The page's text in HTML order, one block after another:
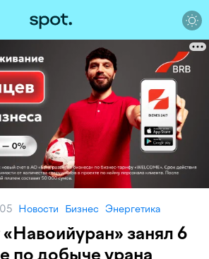
Новости Бизнес Энергетика
занял 6
по добыче урана